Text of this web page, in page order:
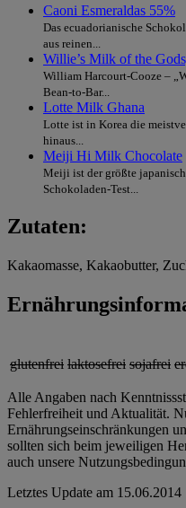
Caoni Esmeraldas 55%
Das ecuadorianische
aus reinen...
Willie’s Milk of the
William Harcourt-Cooze –
Bean-to-Bar...
Lotte Milk Ghana
Lotte ist in Korea die
hinaus...
Meiji Hi Milk Chocolate
Meiji ist der größte
Schokoladen-Test...
Zutaten:
Kakaomasse, Kakaobutter,
glutenfrei laktosefrei sojafrei
Alle Angaben nach
Fehlerfreiheit und Aktualität.
Ernährungseinschränkungen
sollten sich beim jeweiligen
auch unsere
Letztes Update am 15.06.2014